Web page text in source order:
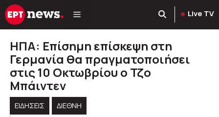
Μετάβαση
σε
Live TV
ΗΠΑ: Επίσημη επίσκεψη στη
Γερμανία θα πραγματοποιήσει
στις 10 Οκτωβρίου ο Τζο
Μπάιντεν
ΕΙΔΗΣΕΙΣ
ΔΙΕΘΝΗ